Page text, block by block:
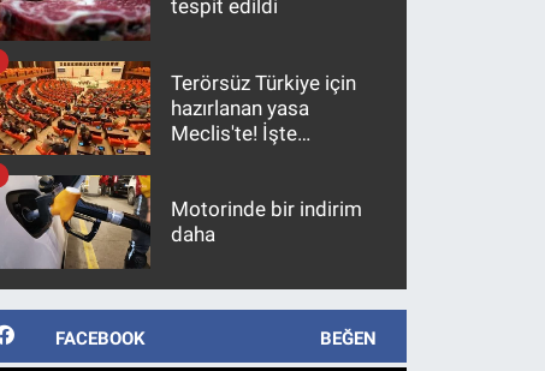
tespit edildi
Terörsüz Türkiye için
hazırlanan yasa
Meclis'te! İşte
Motorinde bir indirim
daha
FACEBOOK BEĞEN